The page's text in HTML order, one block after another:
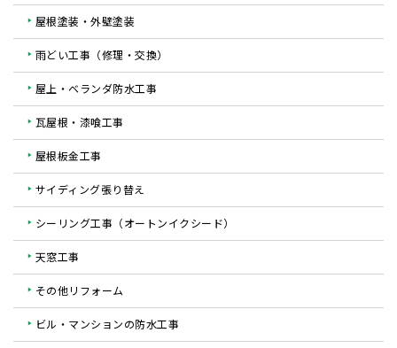
屋根塗装・外壁塗装
雨どい工事（修理・交換）
屋上・ベランダ防水工事
瓦屋根・漆喰工事
屋根板金工事
サイディング張り替え
シーリング工事（オートンイクシード）
天窓工事
その他リフォーム
ビル・マンションの防水工事